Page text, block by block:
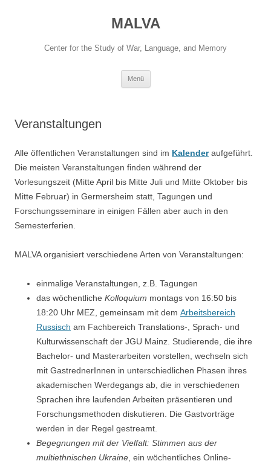
MALVA
Center for the Study of War, Language, and Memory
Menü
Veranstaltungen
Alle öffentlichen Veranstaltungen sind im Kalenderaufgeführt.
Die meisten Veranstaltungen finden während der
Vorlesungszeit (Mitte April bis Mitte Juli und Mitte Oktober bis
Mitte Februar) in Germersheim statt, Tagungen und
Forschungsseminare in einigen Fällen aber auch in den
Semesterferien.
MALVA organisiert verschiedene Arten von Veranstaltungen:
einmalige Veranstaltungen, z.B. Tagungen
das wöchentliche Kolloquium montags von 16:50 bis
18:20 Uhr MEZ, gemeinsam mit dem Arbeitsbereich
Russisch am Fachbereich Translations-, Sprach- und
Kulturwissenschaft der JGU Mainz. Studierende, die ihre
Bachelor- und Masterarbeiten vorstellen, wechseln sich
mit GastrednerInnen in unterschiedlichen Phasen ihres
akademischen Werdegangs ab, die in verschiedenen
Sprachen ihre laufenden Arbeiten präsentieren und
Forschungsmethoden diskutieren. Die Gastvorträge
werden in der Regel gestreamt.
Begegnungen mit der Vielfalt: Stimmen aus der
multiethnischen Ukraine , ein wöchentliches Online-